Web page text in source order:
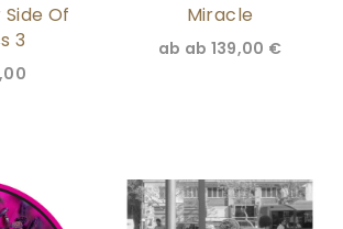
Of
3
Miracle
ab ab 139,00 €